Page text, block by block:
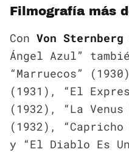
Filmografía más
Con Von Sternberg
Ángel Azul”
“Marruecos”
(1931), “El
(1932), “La Venus
(1932),
y “El Diablo Es